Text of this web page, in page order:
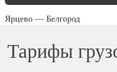
Ярцево — Белгород
Тарифы